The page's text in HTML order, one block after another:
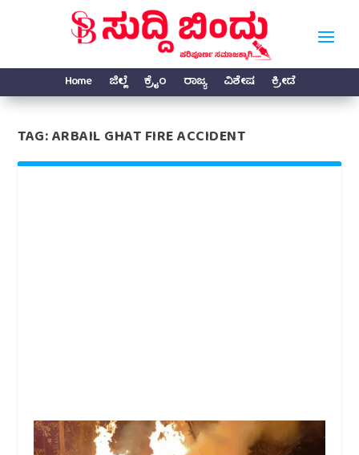
Home ಜಿಲ್ಲೆ ಕ್ರೈಂ ರಾಜ್ಯ ವಿಶೇಷ ಕ್ರೀಡೆ
TAG:ARBAIL GHAT FIRE ACCIDENT